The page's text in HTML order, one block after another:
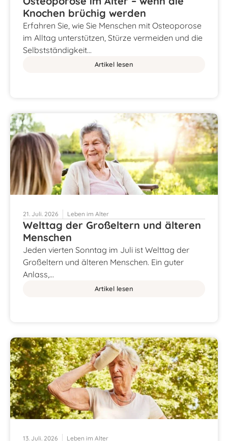
Knochen brüchig werden
Erfahren Sie, wie Sie Menschen mit Osteoporose
im Alltag unterstützen, Stürze vermeiden und die
Selbstständigkeit…
Artikel lesen
21. Juli. 2026 Leben im Alter
Welttag der Großeltern und älteren
Menschen
Jeden vierten Sonntag im Juli ist Welttag der
Großeltern und älteren Menschen. Ein guter
Anlass,…
Artikel lesen
13. Juli. 2026 Leben im Alter